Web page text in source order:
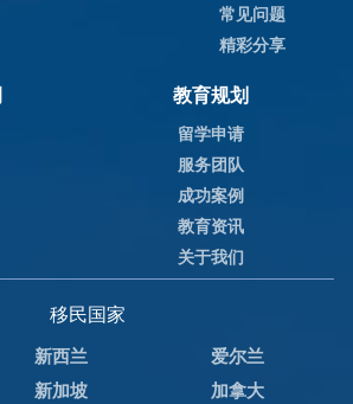
常见问题
精彩分享
教育规划
留学申请
服务团队
成功案例
教育资讯
关于我们
移民国家
新西兰
爱尔兰
新加坡
加拿大